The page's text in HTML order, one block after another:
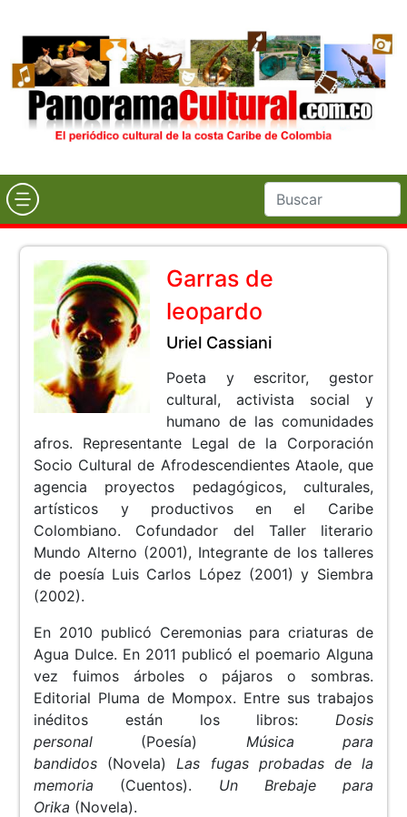
Garras de
leopardo
Uriel Cassiani
Poeta y escritor, gestor
cultural, activista social y
humano de las comunidades
afros. Representante Legal de la Corporación
Socio Cultural de Afrodescendientes Ataole, que
agencia proyectos pedagógicos, culturales,
artísticos y productivos en el Caribe
Colombiano. Cofundador del Taller literario
Mundo Alterno (2001), Integrante de los talleres
de poesía Luis Carlos López (2001) y Siembra
(2002).
En 2010 publicó Ceremonias para criaturas de
Agua Dulce. En 2011 publicó el poemario Alguna
vez fuimos árboles o pájaros o sombras.
Editorial Pluma de Mompox. Entre sus trabajos
inéditos están los libros: Dosis
personal (Poesía) Música para
bandidos (Novela) Las fugas probadas de la
memoria (Cuentos). Un Brebaje para
Orika (Novela).